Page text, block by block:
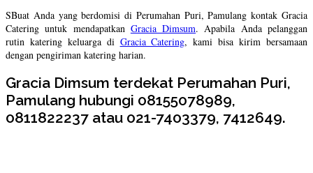
SBuat Anda yang berdomisi di Perumahan Puri, Pamulang kontak Gracia
Catering untuk mendapatkan Gracia Dimsum. Apabila Anda pelanggan
rutin katering keluarga di Gracia Catering, kami bisa kirim bersamaan
dengan pengiriman katering harian.
Gracia Dimsum terdekat Perumahan Puri,
Pamulang hubungi 08155078989,
0811822237 atau 021-7403379, 7412649.